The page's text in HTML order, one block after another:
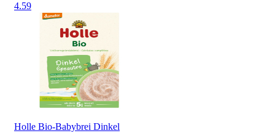
4.59
Holle Bio-Babybrei Dinkel